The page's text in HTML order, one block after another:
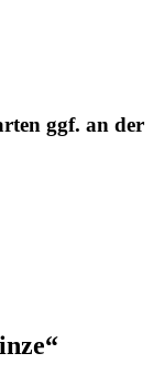
ggf. an der